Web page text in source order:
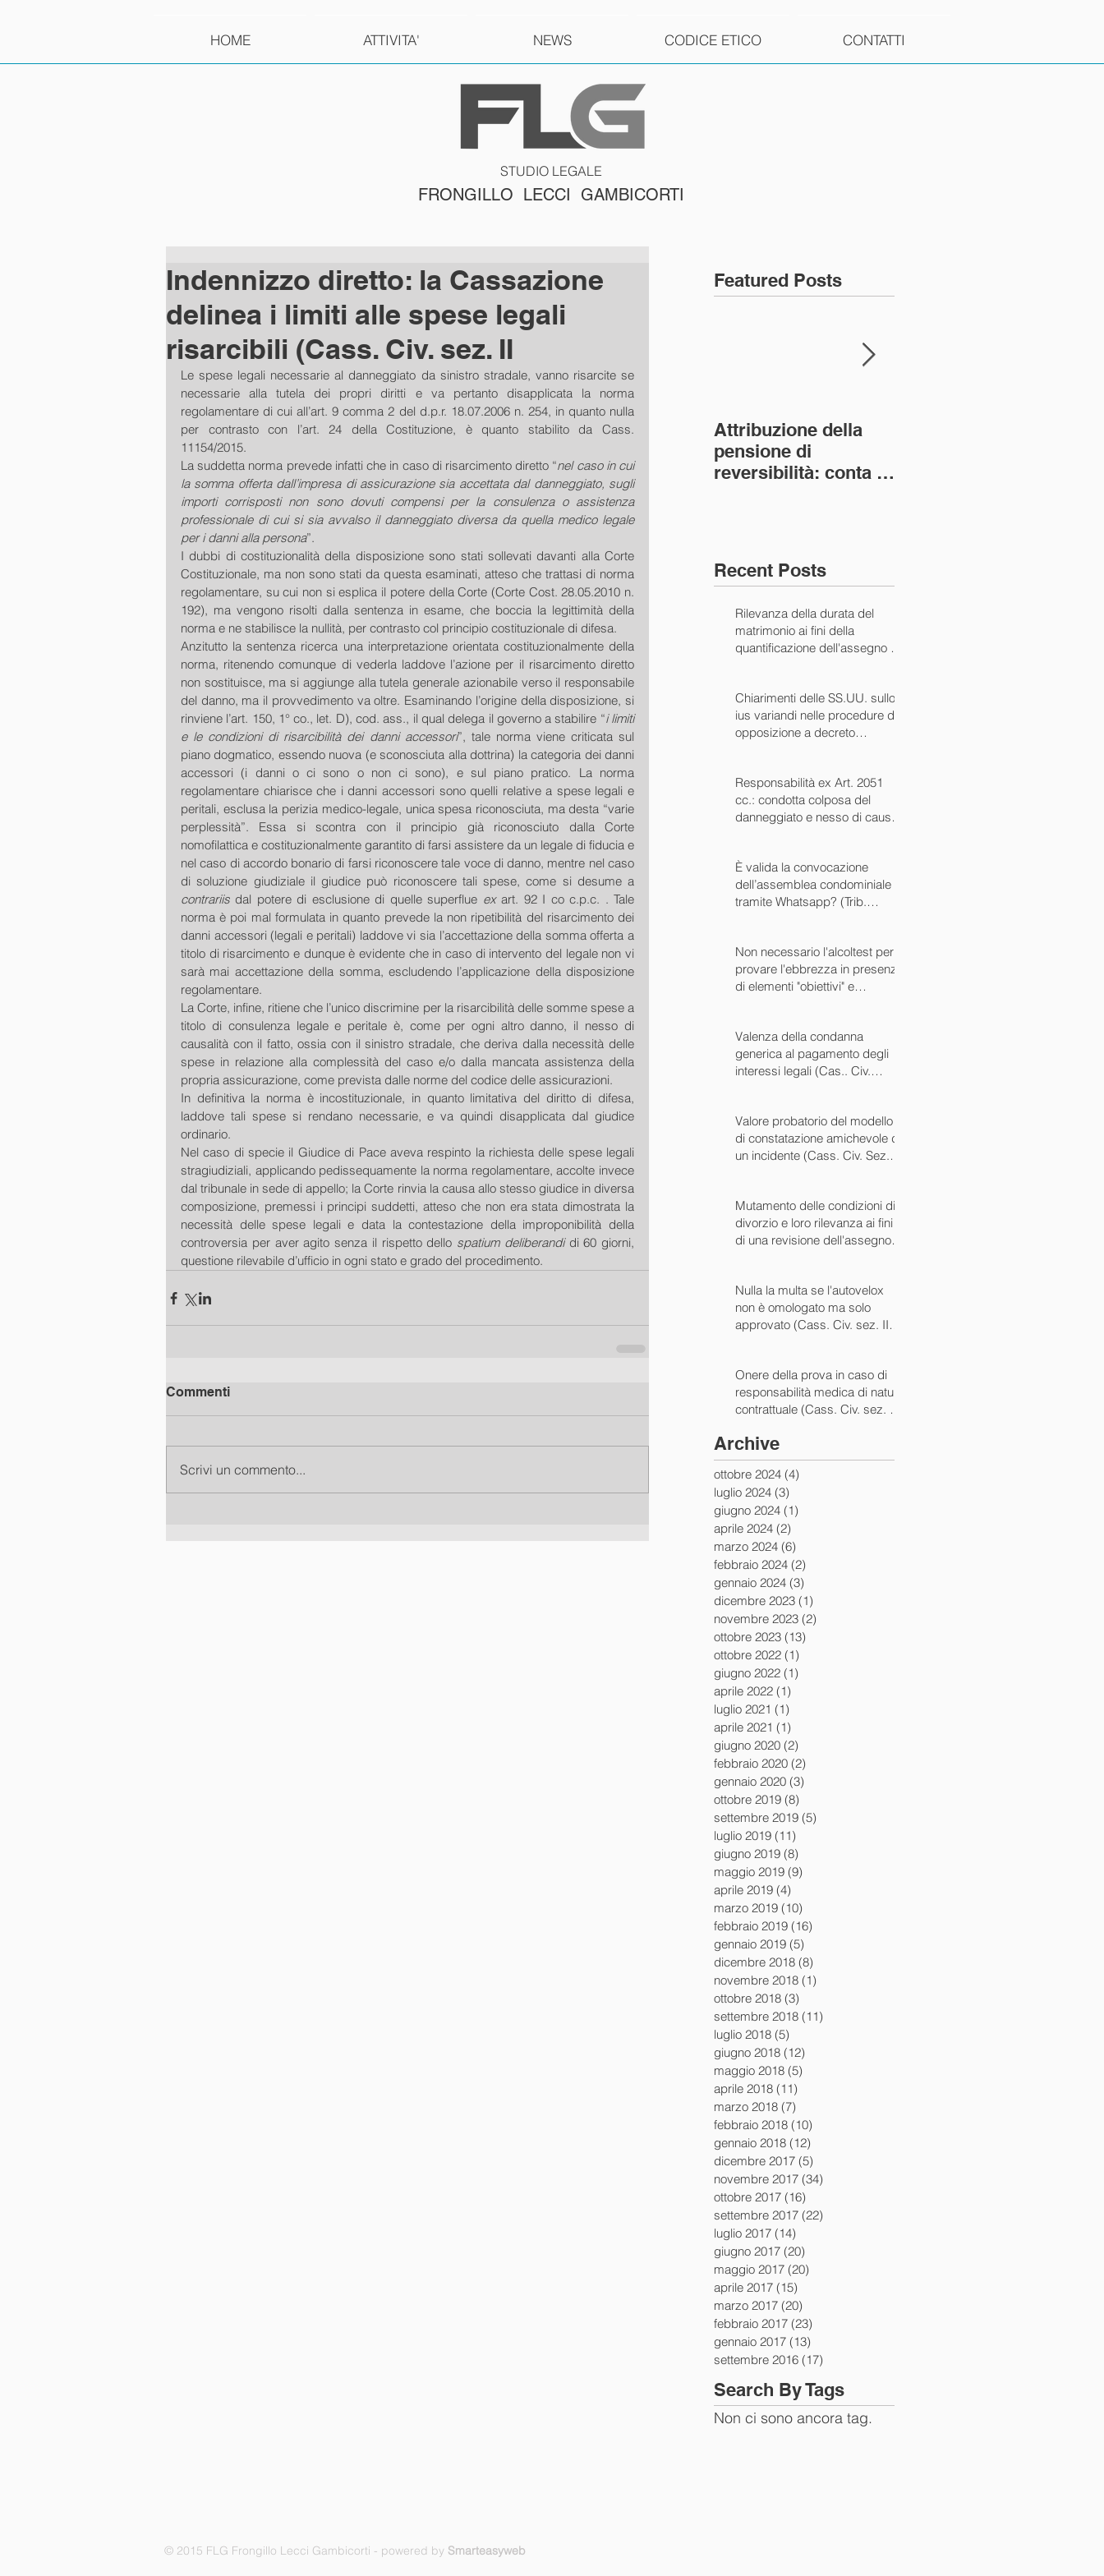
HOME ATTIVITA' NEWS CODICE ETICO CONTATTI
STUDIO LEGALE
FRONGILLO LECCI GAMBICORTI
Indennizzo diretto: la Cassazione
delinea i limiti alle spese legali
risarcibili (Cass. Civ. sez. II
Le spese legali necessarie al danneggiato da sinistro stradale, vanno risarcite se
necessarie alla tutela dei propri diritti e va pertanto disapplicata la norma
regolamentare di cui all’art. 9 comma 2 del d.p.r. 18.07.2006 n. 254, in quanto nulla
per contrasto con l’art. 24 della Costituzione, è quanto stabilito da Cass.
11154/2015.
La suddetta norma prevede infatti che in caso di risarcimento diretto “nel caso in cui
la somma offerta dall’impresa di assicurazione sia accettata dal danneggiato, sugli
importi corrisposti non sono dovuti compensi per la consulenza o assistenza
professionale di cui si sia avvalso il danneggiato diversa da quella medico legale
per i danni alla persona”.
I dubbi di costituzionalità della disposizione sono stati sollevati davanti alla Corte
Costituzionale, ma non sono stati da questa esaminati, atteso che trattasi di norma
regolamentare, su cui non si esplica il potere della Corte (Corte Cost. 28.05.2010 n.
192), ma vengono risolti dalla sentenza in esame, che boccia la legittimità della
norma e ne stabilisce la nullità, per contrasto col principio costituzionale di difesa.
Anzitutto la sentenza ricerca una interpretazione orientata costituzionalmente della
norma, ritenendo comunque di vederla laddove l’azione per il risarcimento diretto
non sostituisce, ma si aggiunge alla tutela generale azionabile verso il responsabile
del danno, ma il provvedimento va oltre. Esaminando l’origine della disposizione, si
rinviene l’art. 150, 1° co., let. D), cod. ass., il qual delega il governo a stabilire “i limiti
e le condizioni di risarcibilità dei danni accessori”, tale norma viene criticata sul
piano dogmatico, essendo nuova (e sconosciuta alla dottrina) la categoria dei danni
accessori (i danni o ci sono o non ci sono), e sul piano pratico. La norma
regolamentare chiarisce che i danni accessori sono quelli relative a spese legali e
peritali, esclusa la perizia medico-legale, unica spesa riconosciuta, ma desta “varie
perplessità”. Essa si scontra con il principio già riconosciuto dalla Corte
nomofilattica e costituzionalmente garantito di farsi assistere da un legale di fiducia e
nel caso di accordo bonario di farsi riconoscere tale voce di danno, mentre nel caso
contrariis dal potere di esclusione di quelle superflue ex art. 92 I co c.p.c. . Tale
norma è poi mal formulata in quanto prevede la non ripetibilità del risarcimento dei
danni accessori (legali e peritali) laddove vi sia l’accettazione della somma offerta a
titolo di risarcimento e dunque è evidente che in caso di intervento del legale non vi
sarà mai accettazione della somma, escludendo l’applicazione della disposizione
regolamentare.
La Corte, infine, ritiene che l’unico discrimine per la risarcibilità delle somme spese a
titolo di consulenza legale e peritale è, come per ogni altro danno, il nesso di
causalità con il fatto, ossia con il sinistro stradale, che deriva dalla necessità delle
spese in relazione alla complessità del caso e/o dalla mancata assistenza della
propria assicurazione, come prevista dalle norme del codice delle assicurazioni.
In definitiva la norma è incostituzionale, in quanto limitativa del diritto di difesa,
laddove tali spese si rendano necessarie, e va quindi disapplicata dal giudice
ordinario.
Nel caso di specie il Giudice di Pace aveva respinto la richiesta delle spese legali
stragiudiziali, applicando pedissequamente la norma regolamentare, accolte invece
dal tribunale in sede di appello; la Corte rinvia la causa allo stesso giudice in diversa
composizione, premessi i principi suddetti, atteso che non era stata dimostrata la
necessità delle spese legali e data la contestazione della improponibilità della
controversia per aver agito senza il rispetto dello spatium deliberandi di 60 giorni,
questione rilevabile d’ufficio in ogni stato e grado del procedimento.
Commenti
Scrivi un commento...
Featured Posts
Attribuzione della
pensione di
reversibilità: conta la
Recent Posts
Rilevanza della durata del
matrimonio ai fini della
quantificazione dell'assegno di
Chiarimenti delle SS.UU. sullo
ius variandi nelle procedure di
opposizione a decreto
Responsabilità ex Art. 2051
cc.: condotta colposa del
danneggiato e nesso di causa
È valida la convocazione
dell’assemblea condominiale
tramite Whatsapp? (Trib.
Non necessario l'alcoltest per
provare l'ebbrezza in presenza
di elementi "obiettivi" e
Valenza della condanna
generica al pagamento degli
interessi legali (Cas.. Civ.
Valore probatorio del modello
di constatazione amichevole di
un incidente (Cass. Civ. Sez. III
Mutamento delle condizioni di
divorzio e loro rilevanza ai fini
di una revisione dell'assegno
Nulla la multa se l'autovelox
non è omologato ma solo
approvato (Cass. Civ. sez. II
Onere della prova in caso di
responsabilità medica di natura
contrattuale (Cass. Civ. sez. III
Archive
ottobre 2024 (4)
luglio 2024 (3)
giugno 2024 (1)
aprile 2024 (2)
marzo 2024 (6)
febbraio 2024 (2)
gennaio 2024 (3)
dicembre 2023 (1)
novembre 2023 (2)
ottobre 2023 (13)
ottobre 2022 (1)
giugno 2022 (1)
aprile 2022 (1)
luglio 2021 (1)
aprile 2021 (1)
giugno 2020 (2)
febbraio 2020 (2)
gennaio 2020 (3)
ottobre 2019 (8)
settembre 2019 (5)
luglio 2019 (11)
giugno 2019 (8)
maggio 2019 (9)
aprile 2019 (4)
marzo 2019 (10)
febbraio 2019 (16)
gennaio 2019 (5)
dicembre 2018 (8)
novembre 2018 (1)
ottobre 2018 (3)
settembre 2018 (11)
luglio 2018 (5)
giugno 2018 (12)
maggio 2018 (5)
aprile 2018 (11)
marzo 2018 (7)
febbraio 2018 (10)
gennaio 2018 (12)
dicembre 2017 (5)
novembre 2017 (34)
ottobre 2017 (16)
settembre 2017 (22)
luglio 2017 (14)
giugno 2017 (20)
maggio 2017 (20)
aprile 2017 (15)
marzo 2017 (20)
febbraio 2017 (23)
gennaio 2017 (13)
settembre 2016 (17)
Search By Tags
Non ci sono ancora tag.
© 2015 FLG Frongillo Lecci Gambicorti - powered by Smarteasyweb